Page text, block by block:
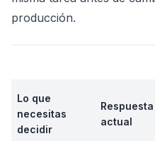
producción.
Lo que
necesitas
decidir
Respuesta
actual